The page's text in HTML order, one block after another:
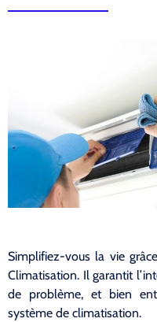
Simplifiez-vous la vie
Climatisation. Il garantit
de problème, et bien
système de climatisation.